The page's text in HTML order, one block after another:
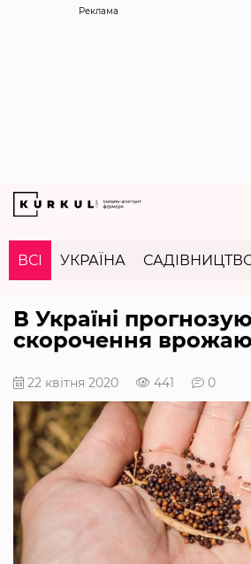
Реклама
ВСІ УКРАЇНА
В Україні
скорочення врожаю
22 квітня 2020 441 0